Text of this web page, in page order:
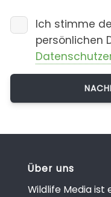
Ich stimme
persönlichen
Über uns
Wildlife Media ist